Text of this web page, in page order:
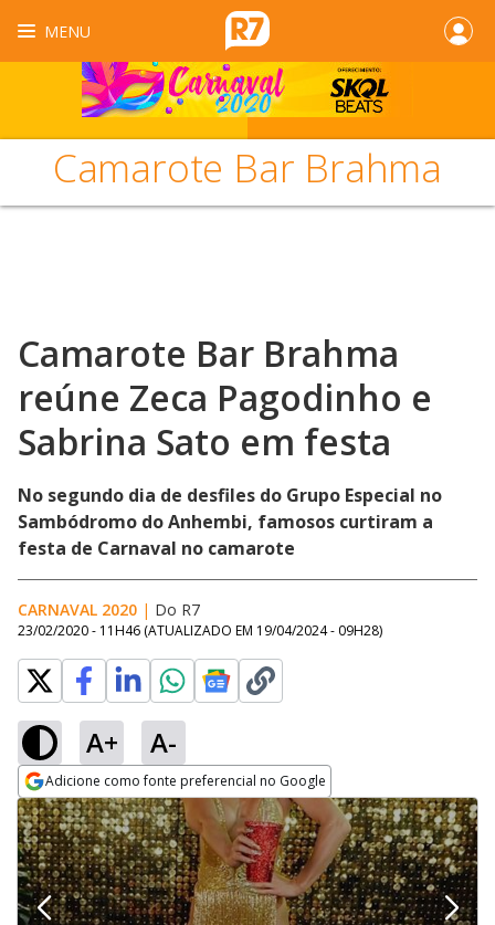
MENU
Camarote Bar Brahma
Camarote Bar Brahma
reúne Zeca Pagodinho e
Sabrina Sato em festa
No segundo dia de desfiles do Grupo Especial no
Sambódromo do Anhembi, famosos curtiram a
festa de Carnaval no camarote
CARNAVAL 2020 | Do R7
23/02/2020 - 11H46 (ATUALIZADO EM 19/04/2024 - 09H28)
A+ A-
Adicione como fonte preferencial no Google
Opens in new window